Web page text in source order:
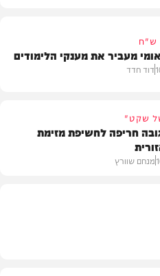
מעביר את מענקי הלימודים
דוד חדד
שקט"
חריפה לחשיפת מזימת
מנחם שוורץ